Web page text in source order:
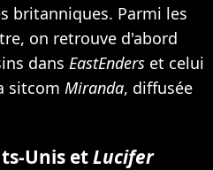
britanniques. Parmi les
on retrouve d'abord
dans EastEnders et celui
sitcom Miranda, diffusée
Unis etLucifer